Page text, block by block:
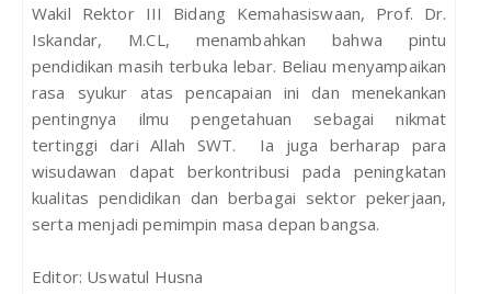
Wakil Rektor III Bidang Kemahasiswaan, Prof. Dr.
Iskandar, M.CL, menambahkan bahwa pintu
pendidikan masih terbuka lebar. Beliau menyampaikan
rasa syukur atas pencapaian ini dan menekankan
pentingnya ilmu pengetahuan sebagai nikmat
tertinggi dari Allah SWT. Ia juga berharap para
wisudawan dapat berkontribusi pada peningkatan
kualitas pendidikan dan berbagai sektor pekerjaan,
serta menjadi pemimpin masa depan bangsa.
Editor: Uswatul Husna